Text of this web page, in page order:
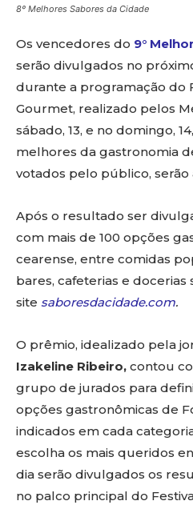
8º Melhores Sabores da Cidade
Os vencedores do 9°
serão divulgados no
durante a programação do
Gourmet, realizado pelos
sábado, 13, e no domingo,
melhores da gastronomia
votados pelo público, serão
Após o resultado ser
com mais de 100 opções
cearense, entre comidas
bares, cafeterias e docerias
site saboresdacidade.com.
O prêmio, idealizado pela
Izakeline Ribeiro, contou
grupo de jurados para
opções gastronômicas de
indicados em cada
escolha os mais queridos
dia serão divulgados os
no palco principal do